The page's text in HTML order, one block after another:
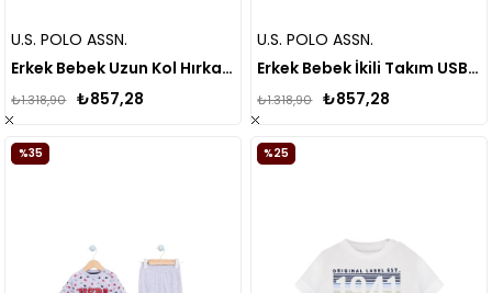
U.S. POLO ASSN.
Erkek Bebek Uzun Kol Hırkalı 2li Takım
₺857,28
₺1.318,90
U.S. POLO ASSN.
Erkek Bebek İkili Takım USB286
₺857,28
₺1.318,90
%35 %25